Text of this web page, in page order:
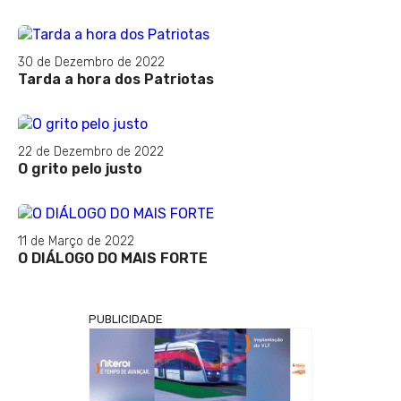
30 de Dezembro de 2022
Tarda a hora dos Patriotas
22 de Dezembro de 2022
O grito pelo justo
11 de Março de 2022
O DIÁLOGO DO MAIS FORTE
PUBLICIDADE